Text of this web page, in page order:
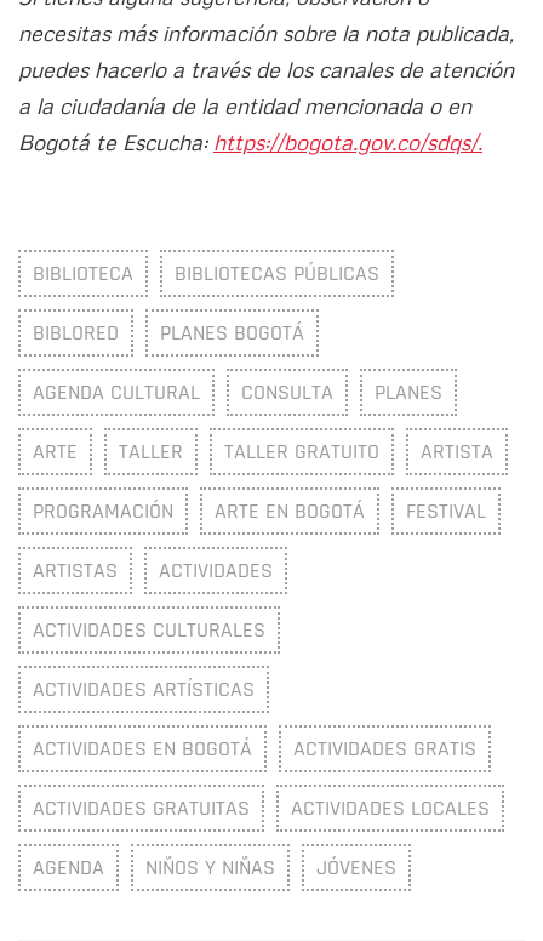
necesitas más información sobre la nota publicada,
puedes hacerlo a través de los canales de atención
a la ciudadanía de la entidad mencionada o en
Bogotá te Escucha: https://bogota.gov.co/sdqs/.
BIBLIOTECA BIBLIOTECAS PÚBLICAS
BIBLORED PLANES BOGOTÁ
AGENDA CULTURAL CONSULTA PLANES
ARTE TALLER TALLER GRATUITO ARTISTA
PROGRAMACIÓN ARTE EN BOGOTÁ FESTIVAL
ARTISTAS ACTIVIDADES
ACTIVIDADES CULTURALES
ACTIVIDADES ARTÍSTICAS
ACTIVIDADES EN BOGOTÁ ACTIVIDADES GRATIS
ACTIVIDADES GRATUITAS ACTIVIDADES LOCALES
AGENDA NIÑOS Y NIÑAS JÓVENES